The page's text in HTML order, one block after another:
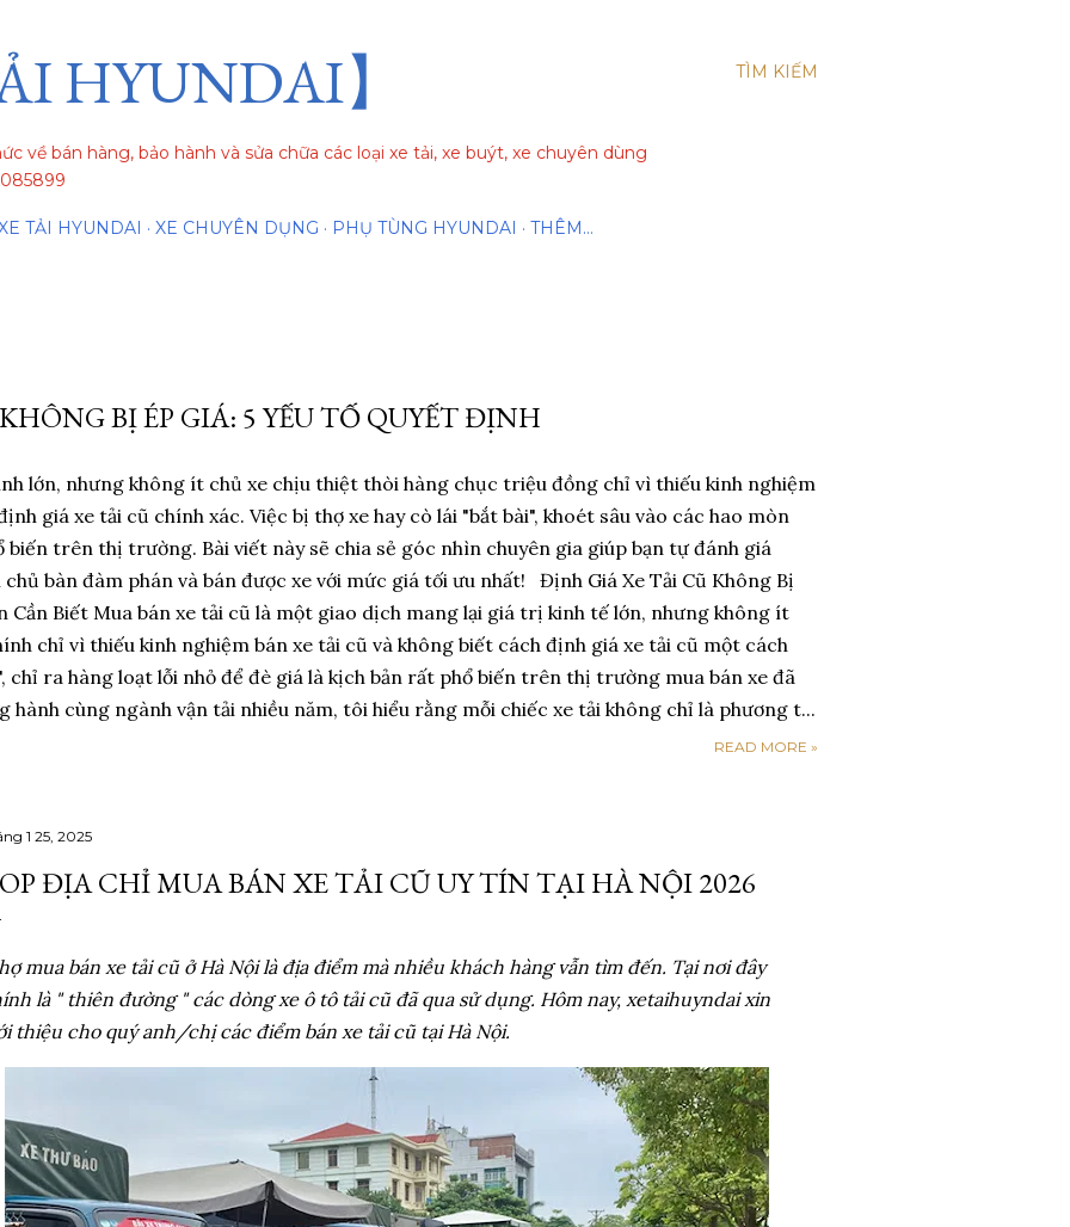
TÌM KIẾM
HYUNDAI】
về bán hàng, bảo hành và sửa chữa các loại xe tải, xe buýt, xe chuyên dùng
TẢI HYUNDAI XE CHUYÊN DỤNG PHỤ TÙNG HYUNDAI THÊM…
BỊ ÉP GIÁ: 5 YẾU TỐ QUYẾT ĐỊNH
lớn, nhưng không ít chủ xe chịu thiệt thòi hàng chục triệu đồng chỉ vì thiếu kinh nghiệm
giá xe tải cũ chính xác. Việc bị thợ xe hay cò lái "bắt bài", khoét sâu vào các hao mòn
biến trên thị trường. Bài viết này sẽ chia sẻ góc nhìn chuyên gia giúp bạn tự đánh giá
bàn đàm phán và bán được xe với mức giá tối ưu nhất! Định Giá Xe Tải Cũ Không Bị
Cần Biết Mua bán xe tải cũ là một giao dịch mang lại giá trị kinh tế lớn, nhưng không ít
chỉ vì thiếu kinh nghiệm bán xe tải cũ và không biết cách định giá xe tải cũ một cách
chỉ ra hàng loạt lỗi nhỏ để đè giá là kịch bản rất phổ biến trên thị trường mua bán xe đã
hành cùng ngành vận tải nhiều năm, tôi hiểu rằng mỗi chiếc xe tải không chỉ là phương t...
READ MORE »
1 25, 2025
ĐỊA CHỈ MUA BÁN XE TẢI CŨ UY TÍN TẠI HÀ NỘI 2026
mua bán xe tải cũ ở Hà Nội là địa điểm mà nhiều khách hàng vẫn tìm đến. Tại nơi đây
là " thiên đường " các dòng xe ô tô tải cũ đã qua sử dụng. Hôm nay, xetaihuyndai xin
thiệu cho quý anh/chị các điểm bán xe tải cũ tại Hà Nội.